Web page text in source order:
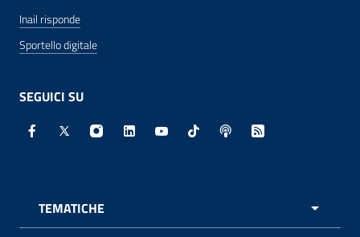
Inail risponde
Sportello digitale
SEGUICI SU
Facebook - Sito esterno - Apertura in nuova finestra
X - Sito esterno - Apertura in nuova finestra
Instagram - Sito esterno - Apertura in
Linkedin - Sito esterno - Apertura in
Youtube - Sito esterno -
TikTok - Sito esterno -
Spreaker - Sito
Feed RSS -
TEMATICHE